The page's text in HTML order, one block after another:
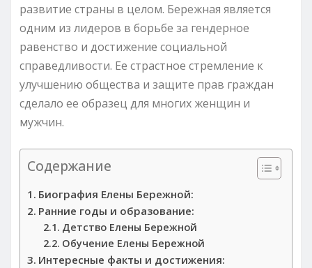
развитие страны в целом. Бережная является
одним из лидеров в борьбе за гендерное
равенство и достижение социальной
справедливости. Ее страстное стремление к
улучшению общества и защите прав граждан
сделало ее образец для многих женщин и
мужчин.
Содержание
Биография Елены Бережной:
Ранние годы и образование:
Детство Елены Бережной
Обучение Елены Бережной
Интересные факты и достижения: